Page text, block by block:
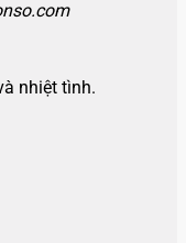
nhiệt tình.